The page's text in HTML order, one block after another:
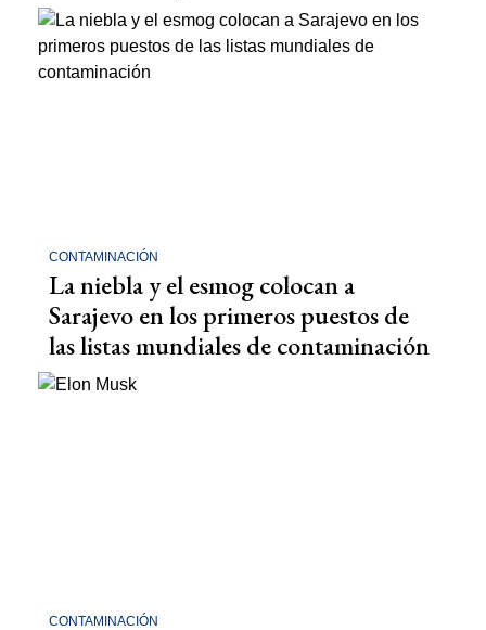
CONTAMINACIÓN
La niebla y el esmog colocan a
Sarajevo en los primeros puestos de
las listas mundiales de contaminación
CONTAMINACIÓN